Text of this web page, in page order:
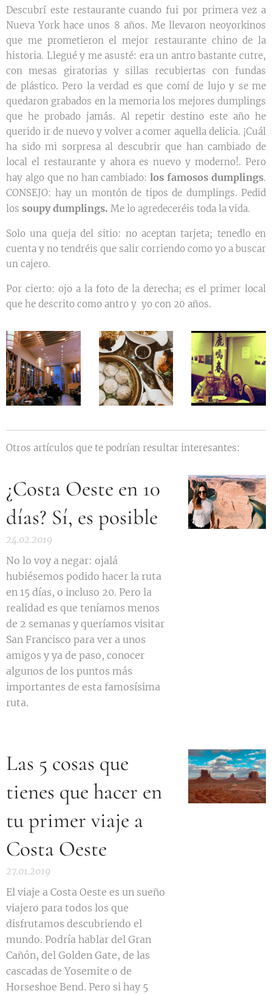
Descubrí este restaurante cuando fui por primera vez a
Nueva York hace unos 8 años. Me llevaron neoyorkinos
que me prometieron el mejor restaurante chino de la
historia. Llegué y me asusté: era un antro bastante cutre,
con mesas giratorias y sillas recubiertas con fundas
de plástico. Pero la verdad es que comí de lujo y se me
quedaron grabados en la memoria los mejores dumplings
que he probado jamás. Al repetir destino este año he
querido ir de nuevo y volver a comer aquella delicia. ¡Cuál
ha sido mi sorpresa al descubrir que han cambiado de
local el restaurante y ahora es nuevo y moderno!. Pero
hay algo que no han cambiado:los famosos dumplings.
CONSEJO: hay un montón de tipos de dumplings. Pedid
los soupy dumplings. Me lo agredeceréis toda la vida.
Solo una queja del sitio: no aceptan tarjeta; tenedlo en
cuenta y no tendréis que salir corriendo como yo a buscar
un cajero.
Por cierto: ojo a la foto de la derecha; es el primer local
que he descrito como antro y yo con 20 años.
Otros artículos que te podrían resultar interesantes:
¿Costa Oeste en 10
días? Sí, es posible
24.02.2019
No lo voy a negar: ojalá
hubiésemos podido hacer la ruta
en 15 días, o incluso 20. Pero la
realidad es que teníamos menos
de 2 semanas y queríamos visitar
San Francisco para ver a unos
amigos y ya de paso, conocer
algunos de los puntos más
importantes de esta famosísima
ruta.
Las 5 cosas que
tienes que hacer en
tu primer viaje a
Costa Oeste
27.01.2019
El viaje a Costa Oeste es un sueño
viajero para todos los que
disfrutamos descubriendo el
mundo. Podría hablar del Gran
Cañón, del Golden Gate, de las
cascadas de Yosemite o de
Horseshoe Bend. Pero si hay 5